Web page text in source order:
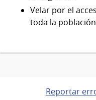
Velar por el
toda la
Reportar